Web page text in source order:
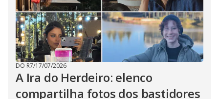
DO R7/17/07/2026
A Ira do Herdeiro: elenco
compartilha fotos dos bastidores